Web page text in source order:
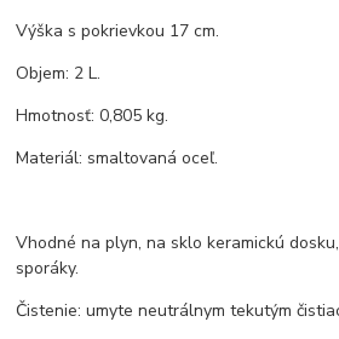
Výška s pokrievkou 17 cm.
Objem: 2 L.
Hmotnosť: 0,805 kg.
Materiál: smaltovaná oceľ.
Vhodné na plyn, na sklo keramickú
sporáky.
Čistenie: umyte neutrálnym tekutým